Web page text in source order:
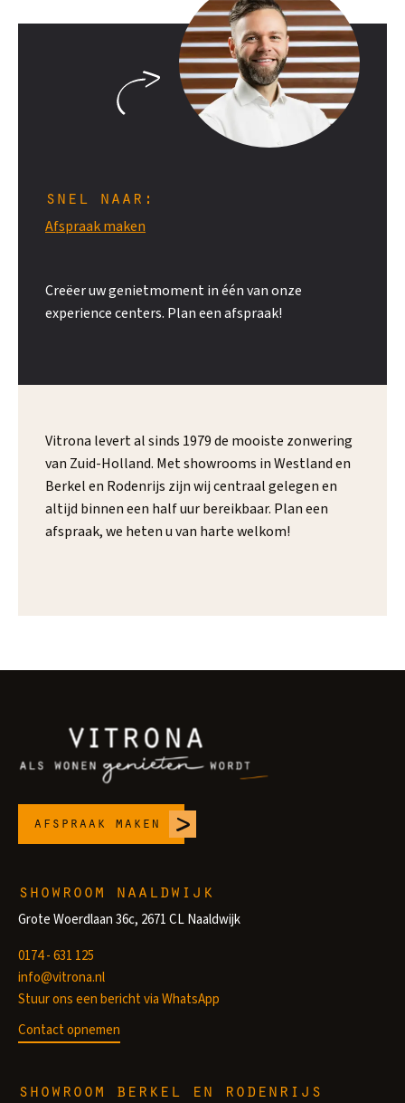
snel naar:
Afspraak maken
Creëer uw genietmoment in één van onze
experience centers. Plan een afspraak!
Vitrona levert al sinds 1979 de mooiste zonwering
van Zuid-Holland. Met showrooms in Westland en
Berkel en Rodenrijs zijn wij centraal gelegen en
altijd binnen een half uur bereikbaar. Plan een
afspraak, we heten u van harte welkom!
afspraak maken
showroom naaldwijk
Grote Woerdlaan 36c, 2671 CL Naaldwijk
0174 - 631 125
info@vitrona.nl
Stuur ons een bericht via WhatsApp
Contact opnemen
showroom berkel en rodenrijs